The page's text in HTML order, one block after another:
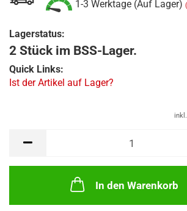
1-3 Werktage (Auf Lager)
Lagerstatus:
2 Stück im BSS-Lager.
Quick Links:
Ist der Artikel auf Lager?
In den Warenkorb